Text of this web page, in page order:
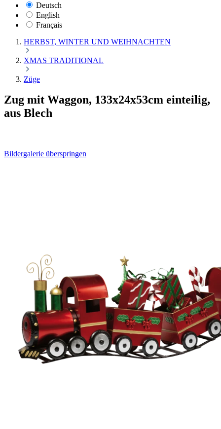
Deutsch
English
Français
HERBST, WINTER UND WEIHNACHTEN
XMAS TRADITIONAL
Züge
Zug mit Waggon, 133x24x53cm einteilig,
aus Blech
Bildergalerie überspringen